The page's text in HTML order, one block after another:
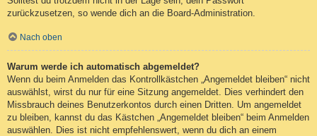
zurückzusetzen, so wende dich an die Board-Administration.
Nach oben
Warum werde ich automatisch abgemeldet?
Wenn du beim Anmelden das Kontrollkästchen „Angemeldet bleiben“ nicht
auswählst, wirst du nur für eine Sitzung angemeldet. Dies verhindert den
Missbrauch deines Benutzerkontos durch einen Dritten. Um angemeldet
zu bleiben, kannst du das Kästchen „Angemeldet bleiben“ beim Anmelden
auswählen. Dies ist nicht empfehlenswert, wenn du dich an einem